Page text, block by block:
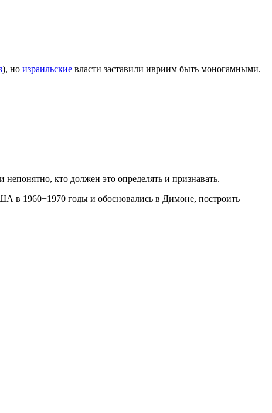
), но израильские власти заставили ивриим быть моногамными.
кто должен это определять и признавать.
в 1960−1970 годы и обосновались в Димоне, построить